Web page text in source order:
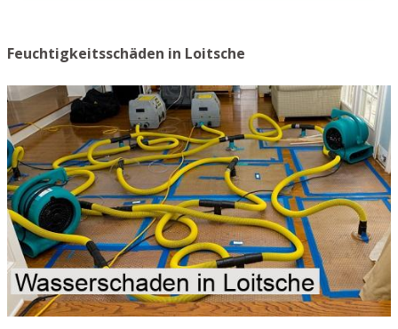
Feuchtigkeitsschäden in Loitsche